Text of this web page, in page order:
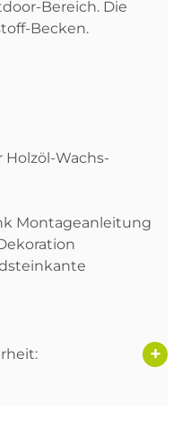
Bereich. Die
Becken.
Wachs-
Montageanleitung